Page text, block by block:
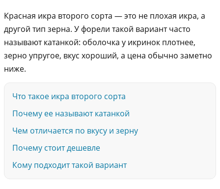
Красная икра второго сорта — это не плохая икра, а
другой тип зерна. У форели такой вариант часто
называют катанкой: оболочка у икринок плотнее,
зерно упругое, вкус хороший, а цена обычно заметно
ниже.
Что такое икра второго сорта
Почему ее называют катанкой
Чем отличается по вкусу и зерну
Почему стоит дешевле
Кому подходит такой вариант